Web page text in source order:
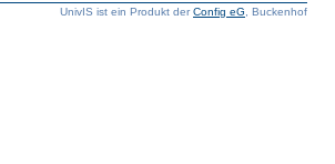
UnivIS ist ein Produkt derConfig eG , Buckenhof